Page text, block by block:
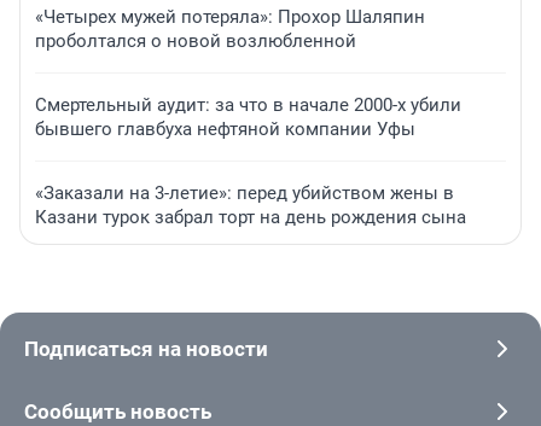
«Четырех мужей потеряла»: Прохор Шаляпин
проболтался о новой возлюбленной
Смертельный аудит: за что в начале 2000-х убили
бывшего главбуха нефтяной компании Уфы
«Заказали на 3-летие»: перед убийством жены в
Казани турок забрал торт на день рождения сына
Подписаться на новости
Сообщить новость